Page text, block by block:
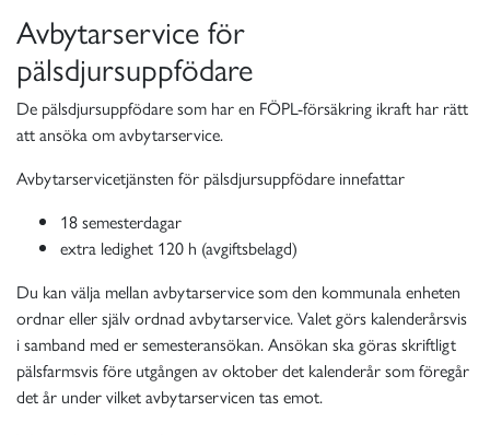
Avbytarservice för
pälsdjursuppfödare
De pälsdjursuppfödare som har en FÖPL-försäkring ikraft har rätt
att ansöka om avbytarservice.
Avbytarservicetjänsten för pälsdjursuppfödare innefattar
18 semesterdagar
extra ledighet 120 h (avgiftsbelagd)
Du kan välja mellan avbytarservice som den kommunala enheten
ordnar eller själv ordnad avbytarservice. Valet görs kalenderårsvis
i samband med er semesteransökan. Ansökan ska göras skriftligt
pälsfarmsvis före utgången av oktober det kalenderår som föregår
det år under vilket avbytarservicen tas emot.